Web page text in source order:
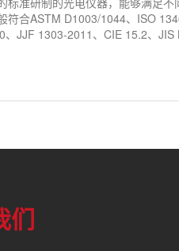
符合ASTM D1003/1044、ISO
JJF 1303-2011、CIE 15.2、JIS
们